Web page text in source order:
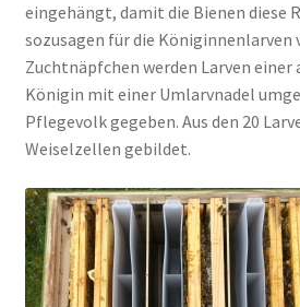
eingehängt, damit die Bienen diese
sozusagen für die Königinnenlarven
Zuchtnäpfchen werden Larven einer
Königin mit einer Umlarvnadel
Pflegevolk gegeben. Aus den 20
Weiselzellen gebildet.